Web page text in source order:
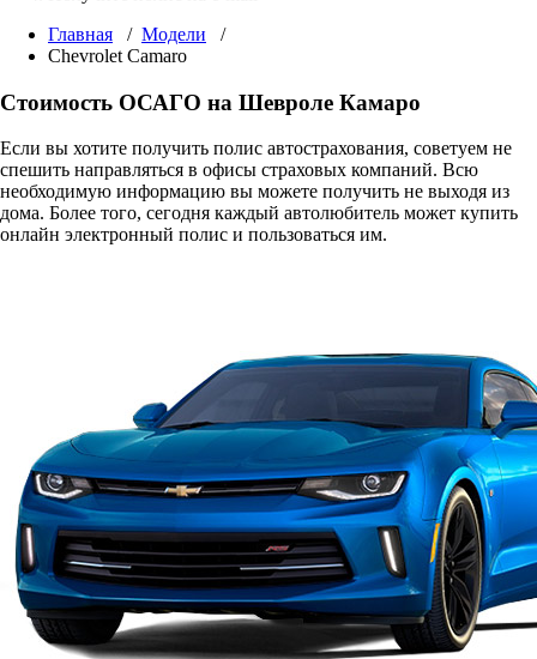
Главная / Модели /
Chevrolet Camaro
Стоимость ОСАГО на Шевроле Камаро
Если вы хотите получить полис автострахования, советуем не
спешить направляться в офисы страховых компаний. Всю
необходимую информацию вы можете получить не выходя из
дома. Более того, сегодня каждый автолюбитель может купить
онлайн электронный полис и пользоваться им.